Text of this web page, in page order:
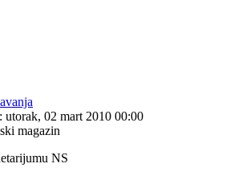
utorak, 02 mart 2010 00:00
magazin
NS